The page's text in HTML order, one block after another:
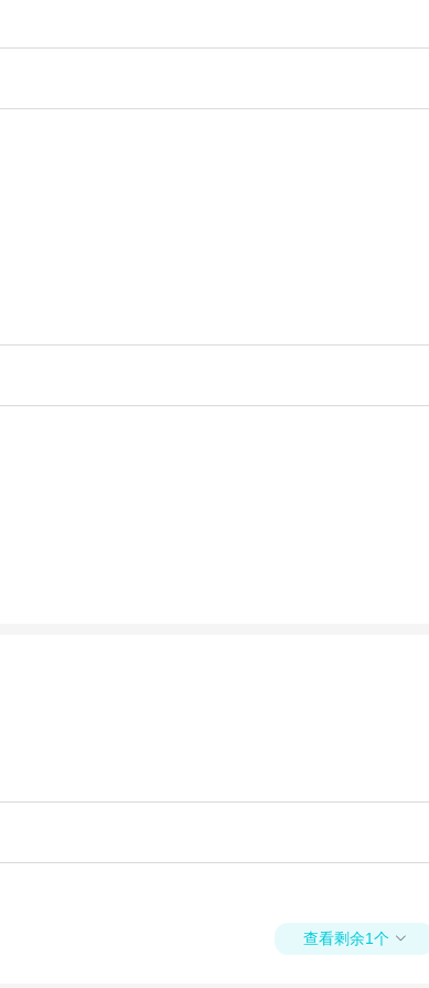
查看剩余1个 